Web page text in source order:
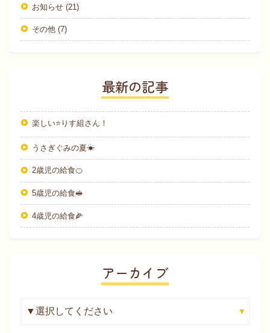
お知らせ (21)
その他 (7)
最新の記事
楽しい⭐りす組さん！
うさぎぐみの夏☀
2歳児の給食🍊
5歳児の給食🥪
4歳児の給食🌽
アーカイブ